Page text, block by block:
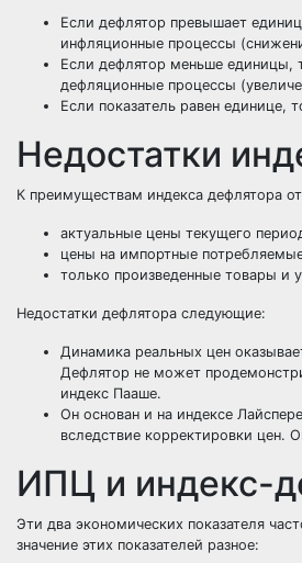
Если дефлятор превышает
инфляционные процессы
Если дефлятор меньше единицы,
дефляционные процессы
Если показатель равен единице,
Недостатки
К преимуществам индекса дефлятора
актуальные цены текущего
цены на импортные
только произведенные товары и
Недостатки дефлятора следующие:
Динамика реальных цен
Дефлятор не может
индекс Пааше.
Он основан и на индексе
вследствие корректировки цен.
ИПЦ и индекс-
Эти два экономических показателя
значение этих показателей разное: